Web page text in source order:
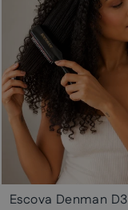
Escova Denman D3